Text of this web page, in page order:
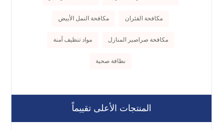
مكافحة الفئران مكافحة النمل الأبيض
مكافحة صراصير المنازل مواد تنظيف آمنة
نظافة صحية
المنتجات الأعلى تقييماً